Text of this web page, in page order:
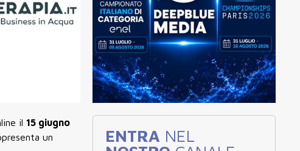
il 15 giugno
un
ENTRA NEL